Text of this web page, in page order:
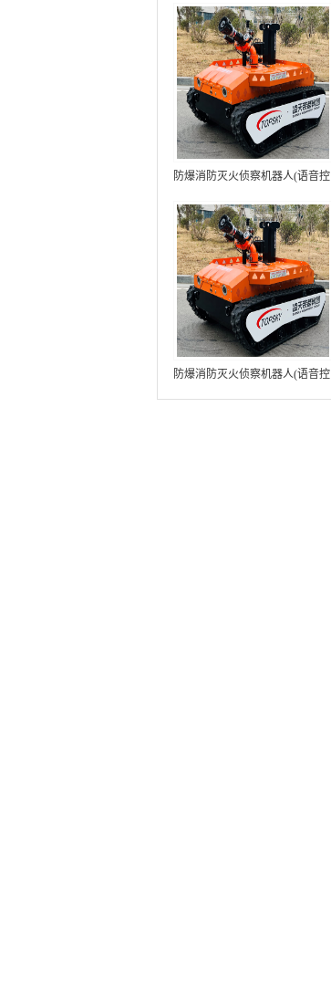
RXR-MC80BD（第7代）
防爆消防灭火侦察机器人(语音控
火焰）中型RXR-MC80BD（第8
代）
防爆消防灭火侦察机器人(语音控
制+跟随功能+5G控制+水炮跟踪